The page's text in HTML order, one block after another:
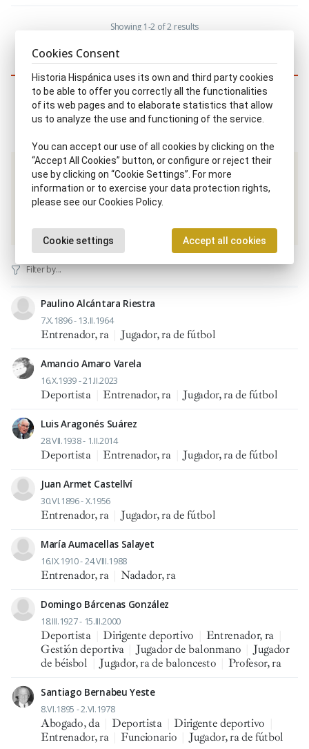
Showing 1-2 of 2 results
Similar characters
Same disciplinary scope / Same time period
Paulino Alcántara Riestra
7.X.1896 - 13.II.1964
Entrenador, ra Jugador, ra de fútbol
Amancio Amaro Varela
16.X.1939 - 21.II.2023
Deportista Entrenador, ra Jugador, ra de fútbol
Luis Aragonés Suárez
28.VII.1938 - 1.II.2014
Deportista Entrenador, ra Jugador, ra de fútbol
Juan Armet Castellví
30.VI.1896 - X.1956
Entrenador, ra Jugador, ra de fútbol
María Aumacellas Salayet
16.IX.1910 - 24.VIII.1988
Entrenador, ra Nadador, ra
Domingo Bárcenas González
18.III.1927 - 15.III.2000
Deportista Dirigente deportivo Entrenador, ra
Gestión deportiva
Jugador de balonmano
Jugador
de béisbol
Jugador, ra de baloncesto Profesor, ra
Santiago Bernabeu Yeste
8.VI.1895 - 2.VI.1978
Abogado, da Deportista Dirigente deportivo
Entrenador, ra
Funcionario Jugador, ra de fútbol
Cookies Consent
Historia Hispánica uses its own and third party cookies
to be able to offer you correctly all the functionalities
of its web pages and to elaborate statistics that allow
us to analyze the use and functioning of the service.
You can accept our use of all cookies by clicking on the
“Accept All Cookies” button, or configure or reject their
use by clicking on “Cookie Settings”. For more
information or to exercise your data protection rights,
please see our Cookies Policy.
Cookie settings Accept all cookies